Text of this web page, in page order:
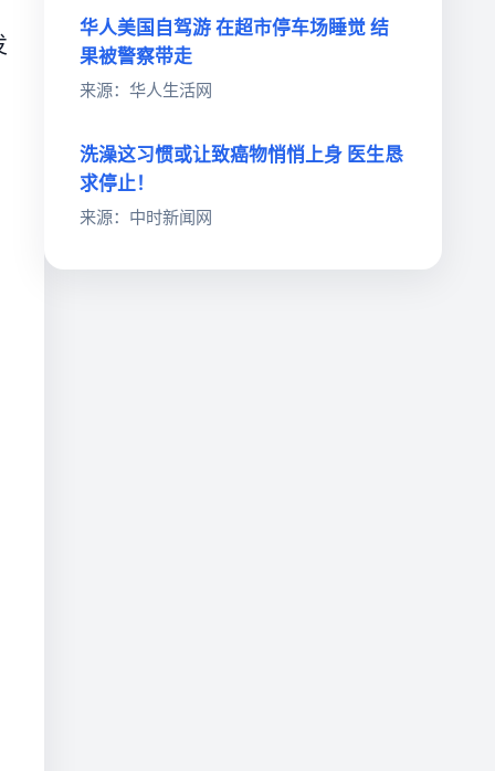
华人美国自驾游 在超市停车场睡觉 结
果被警察带走
来源：华人生活网
洗澡这习惯或让致癌物悄悄上身 医生恳
求停止！
来源：中时新闻网